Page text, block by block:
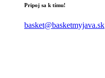
Pripoj sa k tímu!
basket@basketmyjava.sk